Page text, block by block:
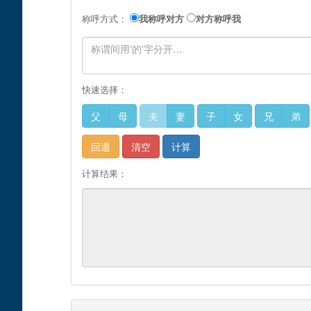
称呼方式： 我称呼对方 对方称呼我
快速选择：
父 母 夫 妻 子 女 兄 弟
回退 清空 计算
计算结果：